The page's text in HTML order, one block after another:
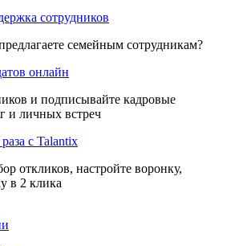
сотрудников
семейным сотрудникам?
онлайн
и подписывайте кадровые
и личных встреч
с Talantix
откликов, настройте воронку,
в 2 клика